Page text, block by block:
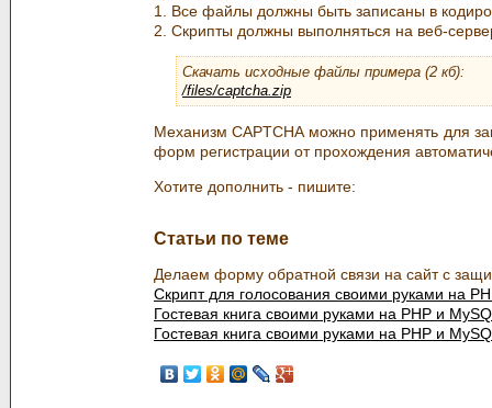
1. Все файлы должны быть записаны в
2. Скрипты должны выполняться на веб-
Скачать исходные файлы примера (2 кб):
/files/captcha.zip
Механизм CAPTCHA можно применять для
форм регистрации от прохождения
Хотите дополнить - пишите:
Статьи по теме
Делаем форму обратной связи на сайт с
Скрипт для голосования своими руками на
Гостевая книга своими руками на PHP и
Гостевая книга своими руками на PHP и